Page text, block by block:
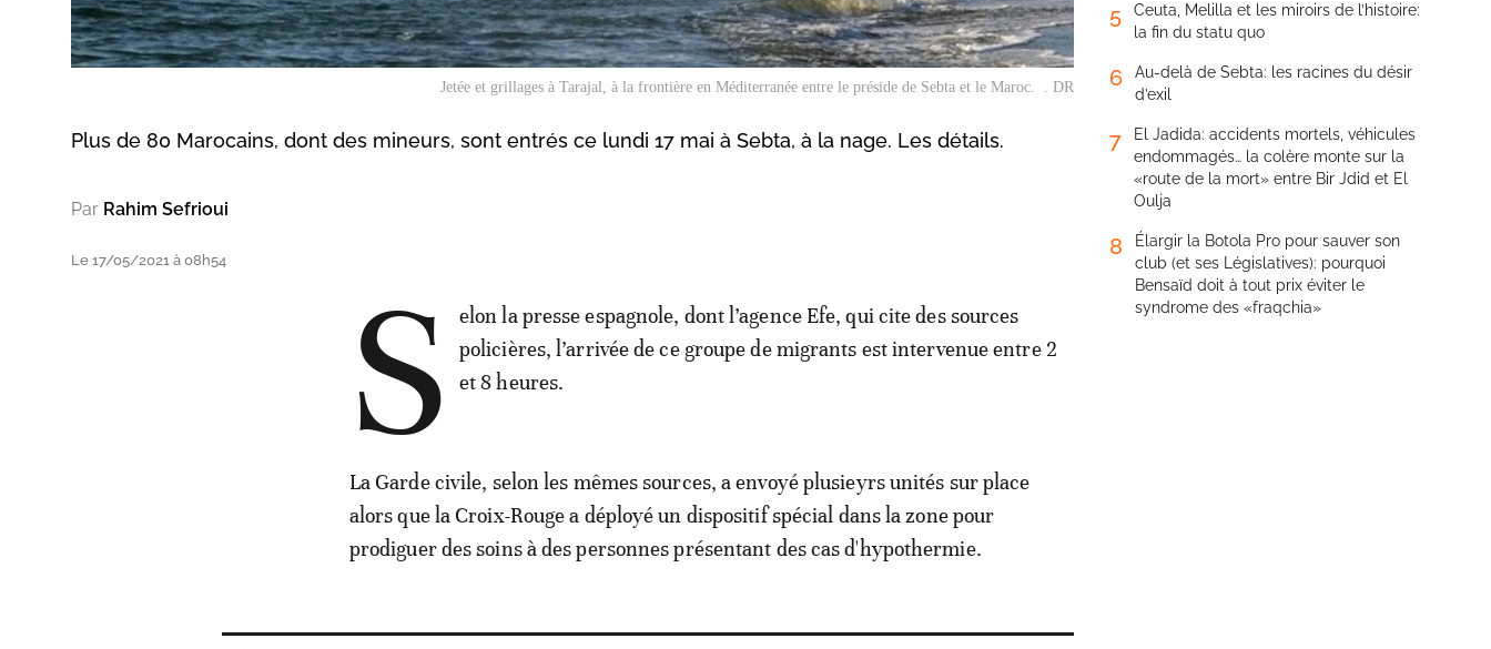
Jetée et grillages à Tarajal, à la frontière en Méditerranée entre le préside de Sebta et le Maroc. . DR
Plus de 80 Marocains, dont des mineurs, sont entrés ce lundi 17 mai à Sebta, à la nage. Les détails.
Par Rahim Sefrioui
Le 17/05/2021 à 08h54 S
elon la presse espagnole, dont l’agence Efe, qui cite des sources
policières, l’arrivée de ce groupe de migrants est intervenue entre 2
et 8 heures.
La Garde civile, selon les mêmes sources, a envoyé plusieyrs unités sur place
alors que la Croix-Rouge a déployé un dispositif spécial dans la zone pour
prodiguer des soins à des personnes présentant des cas d'hypothermie.
5
Ceuta, Melilla et les miroirs de l’histoire:
la fin du statu quo
6
Au-delà de Sebta: les racines du désir
d’exil
7
El Jadida: accidents mortels, véhicules
endommagés… la colère monte sur la
«route de la mort» entre Bir Jdid et El
Oulja
8
Élargir la Botola Pro pour sauver son
club (et ses Législatives): pourquoi
Bensaïd doit à tout prix éviter le
syndrome des «fraqchia»